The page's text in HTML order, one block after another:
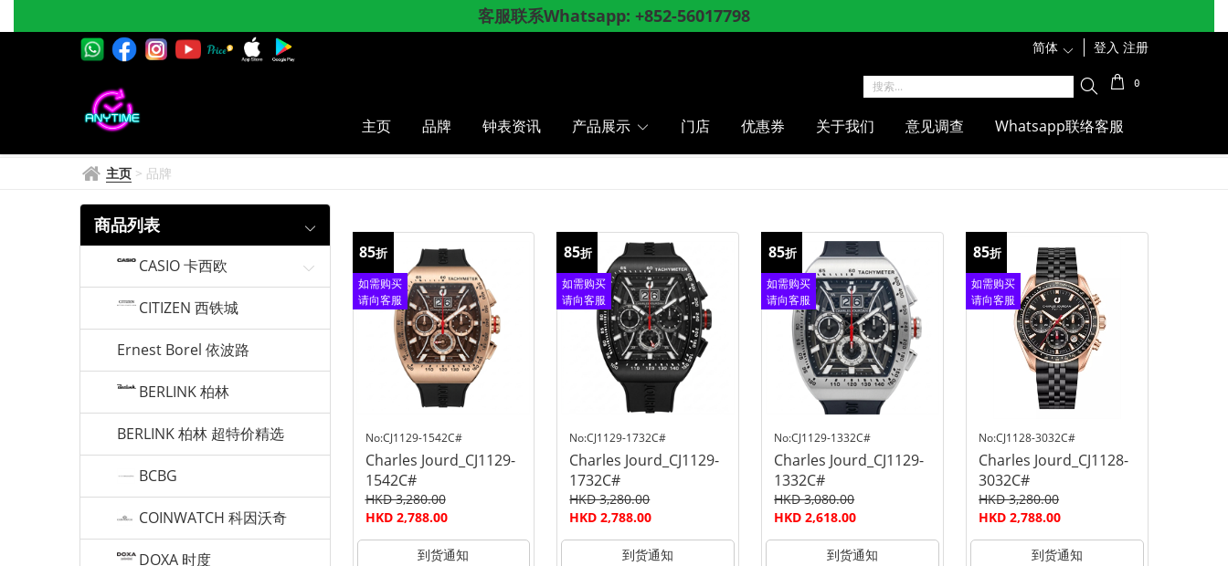
JOURDAN
斯
客服联系Whatsapp: +852-56017798
登入 注册
简体
0
主页 品牌 钟表资讯 产品展示 门店 优惠券 关于我们 意见调查 Whatsapp联络客服
主页 > 品牌
商品列表
CASIO 卡西欧
CITIZEN 西铁城
Ernest Borel 依波路
BERLINK 柏林
BERLINK 柏林 超特价精选
BCBG
COINWATCH 科因沃奇
DOXA 时度
85折
如需购买
请向客服
No:CJ1129-1542C#
Charles Jourd_CJ1129-
1542C#
HKD 3,280.00
HKD 2,788.00
到货通知
85折
如需购买
请向客服
No:CJ1129-1732C#
Charles Jourd_CJ1129-
1732C#
HKD 3,280.00
HKD 2,788.00
到货通知
85折
如需购买
请向客服
查询
No:CJ1129-1332C#
Charles Jourd_CJ1129-
1332C#
HKD 3,080.00
HKD 2,618.00
到货通知
85折
如需购买
请向客服
No:CJ1128-3032C#
Charles Jourd_CJ1128-
3032C#
HKD 3,280.00
HKD 2,788.00
到货通知